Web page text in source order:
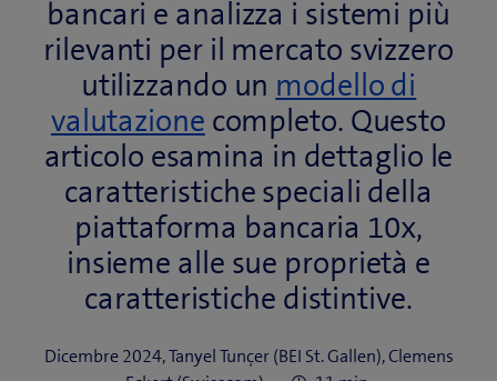
bancari e analizza i sistemi più
rilevanti per il mercato svizzero
utilizzando un modello di
valutazione(
a
p
r
e
u
a
completo. Questo
articolo esamina in dettaglio le
caratteristiche speciali della
piattaforma bancaria 10x,
insieme alle sue proprietà e
caratteristiche distintive.
Dicembre 2024, Tanyel Tunçer (BEI St. Gallen), Clemens